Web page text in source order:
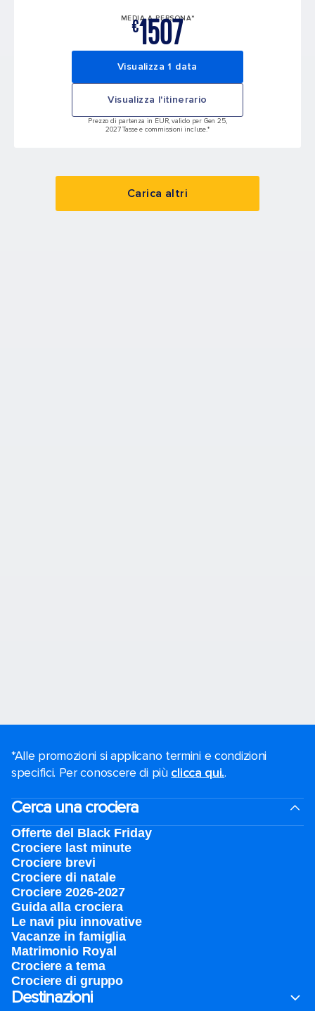
MEDIA A PERSONA*
€1507
Visualizza 1 data
Visualizza l'itinerario
Prezzo di partenza in EUR, valido per Gen 25,
2027 Tasse e commissioni incluse.*
Carica altri
*Alle promozioni si applicano termini e condizioni
specifici. Per conoscere di più clicca qui..
Cerca una crociera
Offerte del Black Friday
Crociere last minute
Crociere brevi​
Crociere di natale​
Crociere 2026-2027
Guida alla crociera
Le navi piu innovative
Vacanze in famiglia
Matrimonio Royal
Crociere a tema
Crociere di gruppo
Destinazioni